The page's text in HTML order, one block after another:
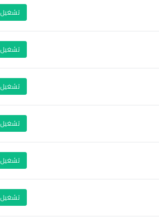
تشغيل
تشغيل
تشغيل
تشغيل
تشغيل
تشغيل